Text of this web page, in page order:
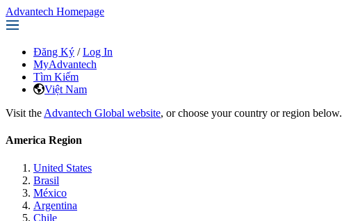
Advantech Homepage
Đăng Ký / Log In
MyAdvantech
Tìm Kiếm
Việt Nam
Visit the Advantech Global website, or choose your country or region below.
America Region
United States
Brasil
México
Argentina
Chile